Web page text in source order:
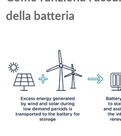
della batteria